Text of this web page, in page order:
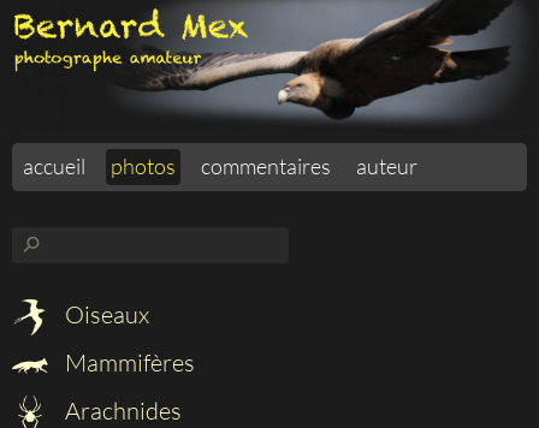
accueil photos commentaires auteur
⚲
Oiseaux
Mammifères
Arachnides